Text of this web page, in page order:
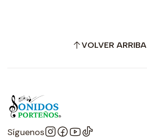
VOLVER ARRIBA
Síguenos